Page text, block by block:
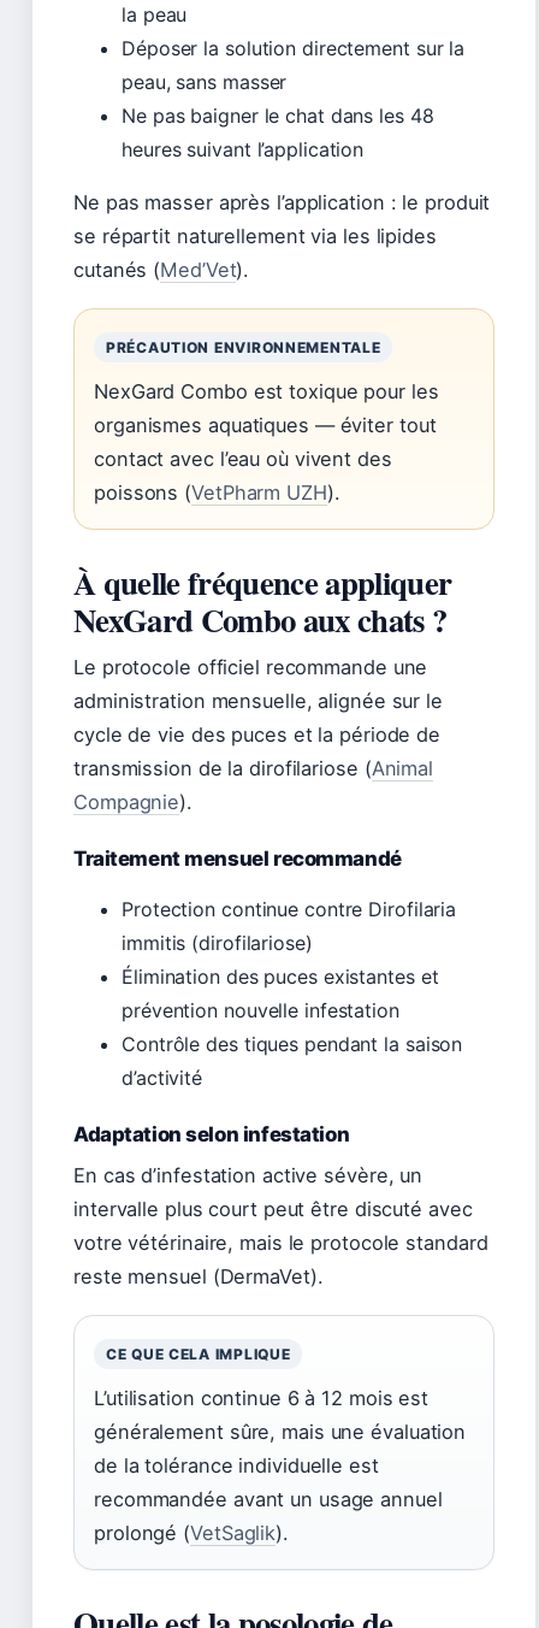
la peau
Déposer la solution directement sur la
peau, sans masser
Ne pas baigner le chat dans les 48
heures suivant l’application
Ne pas masser après l’application : le produit
se répartit naturellement via les lipides
cutanés (Med’Vet).
PRÉCAUTION ENVIRONNEMENTALE
NexGard Combo est toxique pour les
organismes aquatiques — éviter tout
contact avec l’eau où vivent des
poissons (VetPharm UZH).
À quelle fréquence appliquer
NexGard Combo aux chats ?
Le protocole officiel recommande une
administration mensuelle, alignée sur le
cycle de vie des puces et la période de
transmission de la dirofilariose (Animal
Compagnie).
Traitement mensuel recommandé
Protection continue contre Dirofilaria
immitis (dirofilariose)
Élimination des puces existantes et
prévention nouvelle infestation
Contrôle des tiques pendant la saison
d’activité
Adaptation selon infestation
En cas d’infestation active sévère, un
intervalle plus court peut être discuté avec
votre vétérinaire, mais le protocole standard
reste mensuel (DermaVet).
CE QUE CELA IMPLIQUE
L’utilisation continue 6 à 12 mois est
généralement sûre, mais une évaluation
de la tolérance individuelle est
recommandée avant un usage annuel
prolongé (VetSaglik).